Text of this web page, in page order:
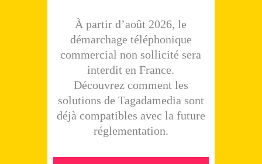
À partir d’août 2026, le
démarchage téléphonique
commercial non sollicité sera
interdit en France.
Découvrez comment les
solutions de Tagadamedia sont
déjà compatibles avec la future
réglementation.